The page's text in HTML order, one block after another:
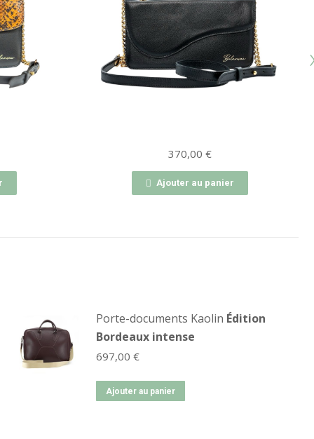
370,00€
Ajouter au panier
Porte-documents Kaolin Édition
Bordeaux intense
697,00 €
Ajouter au panier